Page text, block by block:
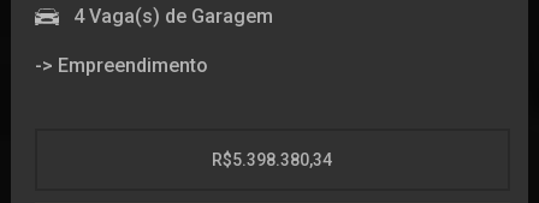
-> Unidade
Living
4Vaga(s) de Garagem
-> Empreendimento
R$5.398.380,34